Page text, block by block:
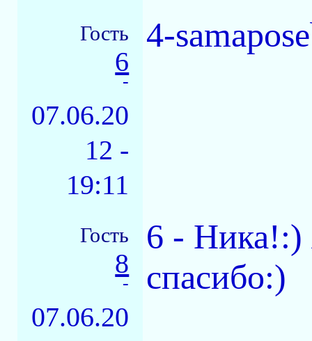
Гость
6
-
07.06.20
12 -
19:11
4-
Гость
8
-
07.06.20
6 - Ника!:)
спасибо:)